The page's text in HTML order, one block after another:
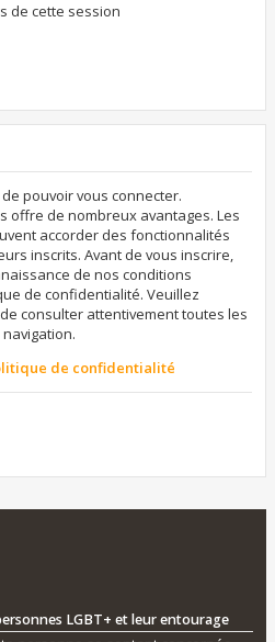
de cette session
pouvoir vous connecter.
offre de nombreux avantages. Les
accorder des fonctionnalités
inscrits. Avant de vous inscrire,
de nos conditions
de confidentialité. Veuillez
consulter attentivement toutes les
de confidentialité
LGBT+ et leur entourage